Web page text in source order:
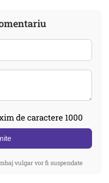
de caractere 1000
vulgar vor fi suspendate